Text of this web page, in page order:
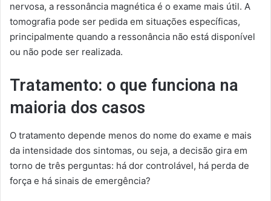
nervosa, a ressonância magnética é o exame mais útil. A
tomografia pode ser pedida em situações específicas,
principalmente quando a ressonância não está disponível
ou não pode ser realizada.
Tratamento: o que funciona na
maioria dos casos
O tratamento depende menos do nome do exame e mais
da intensidade dos sintomas, ou seja, a decisão gira em
torno de três perguntas: há dor controlável, há perda de
força e há sinais de emergência?